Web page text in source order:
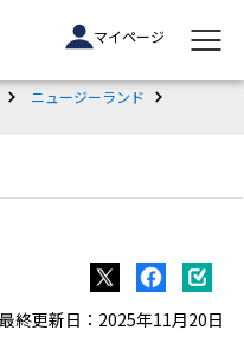
マイページ
ニュージーランド
最終更新日：2025年11月20日